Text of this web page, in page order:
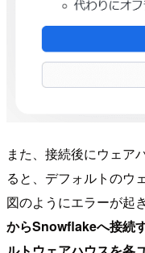
また、接続後にウェア
ると、デフォルトのウ
図のようにエラーが起
からSnowflakeへ接続